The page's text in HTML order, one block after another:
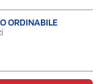
ORDINABILE